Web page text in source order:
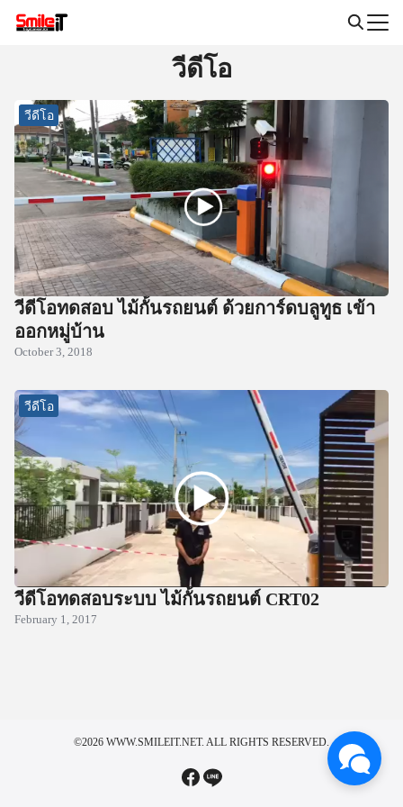
Skip
วีดีโอ
วีดีโอ
วีดีโอทดสอบ ไม้กั้นรถยนต์ ด้วยการ์ดบลูทูธ เข้า
ออกหมู่บ้าน
October 3, 2018
วีดีโอ
วีดีโอทดสอบระบบ ไม้กั้นรถยนต์ CRT02
February 1, 2017
©2026 WWW.SMILEIT.NET. ALL RIGHTS RESERVED.